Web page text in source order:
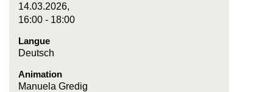
14.03.2026,
16:00 - 18:00
Langue
Deutsch
Animation
Manuela Gredig